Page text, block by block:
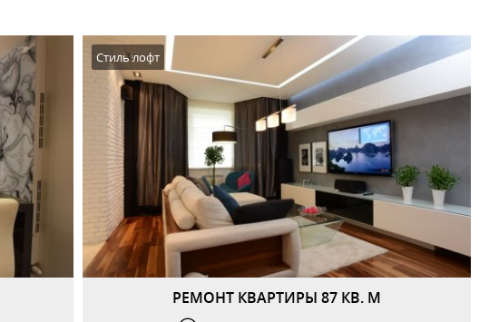
РЕМОНТ КВАРТИРЫ 87 КВ. М
Стиль лофт